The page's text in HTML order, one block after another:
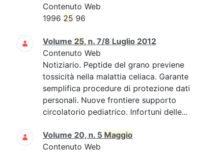
Contenuto Web
1996 25 96
Volume 25, n. 7/8 Luglio 2012
Contenuto Web
Notiziario. Peptide del grano previene
tossicità nella malattia celiaca. Garante
semplifica procedure di protezione dati
personali. Nuove frontiere supporto
circolatorio pediatrico. Infortuni delle...
Volume 20, n. 5 Maggio
Contenuto Web